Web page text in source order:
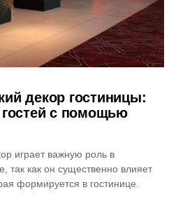
декор гостиницы:
гостей с помощью
играет важную роль в
так как он существенно влияет
формируется в гостинице.